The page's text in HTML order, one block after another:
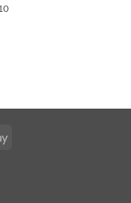
Google